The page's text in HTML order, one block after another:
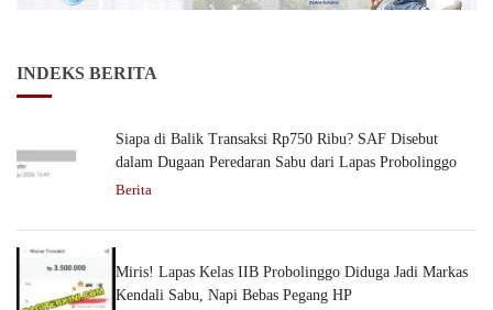
INDEKS BERITA
Siapa di Balik Transaksi Rp750 Ribu? SAF Disebut
dalam Dugaan Peredaran Sabu dari Lapas Probolinggo
Berita
Miris! Lapas Kelas IIB Probolinggo Diduga Jadi Markas
Kendali Sabu, Napi Bebas Pegang HP